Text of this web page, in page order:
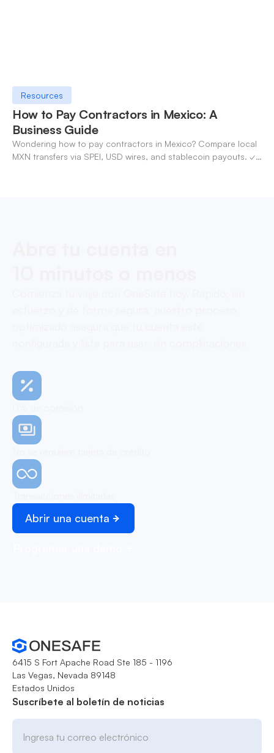
Resources
How to Pay Contractors in Mexico: A
Business Guide
Wondering how to pay contractors in Mexico? Compare local
MXN transfers via SPEI, USD wires, and stablecoin payouts. ✓
Abrir una cuenta
6415 S Fort Apache Road Ste 185 - 1196
Las Vegas, Nevada 89148
Estados Unidos
Suscríbete al boletín de noticias